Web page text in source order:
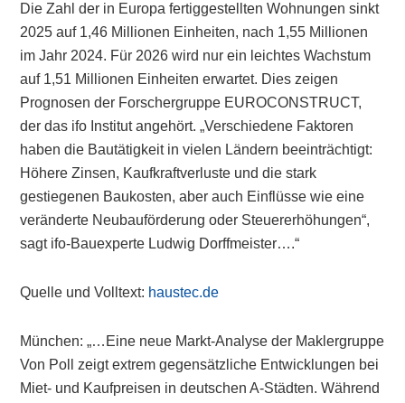
Die Zahl der in Europa fertiggestellten Wohnungen sinkt
2025 auf 1,46 Millionen Einheiten, nach 1,55 Millionen
im Jahr 2024. Für 2026 wird nur ein leichtes Wachstum
auf 1,51 Millionen Einheiten erwartet. Dies zeigen
Prognosen der Forschergruppe EUROCONSTRUCT,
der das ifo Institut angehört. „Verschiedene Faktoren
haben die Bautätigkeit in vielen Ländern beeinträchtigt:
Höhere Zinsen, Kaufkraftverluste und die stark
gestiegenen Baukosten, aber auch Einflüsse wie eine
veränderte Neubauförderung oder Steuererhöhungen“,
sagt ifo-Bauexperte Ludwig Dorffmeister….“
Quelle und Volltext: haustec.de
München: „…Eine neue Markt-Analyse der Maklergruppe
Von Poll zeigt extrem gegensätzliche Entwicklungen bei
Miet- und Kaufpreisen in deutschen A-Städten. Während